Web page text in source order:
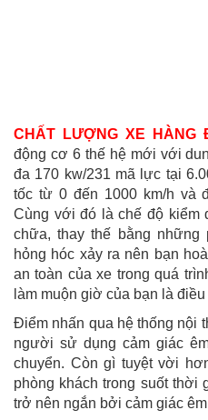
CHẤT LƯỢNG XE HÀNG
động cơ 6 thế hệ mới với
đa 170 kw/231 mã lực tại
tốc từ 0 đến 1000 km/h và
Cùng với đó là chế độ kiểm
chữa, thay thế bằng
hỏng hóc xảy ra nên bạn
an toàn của xe trong quá
làm muộn giờ của bạn là
Điểm nhấn qua hệ thống nội
người sử dụng cảm giác
chuyển. Còn gì tuyệt vời
phòng khách trong suốt thời
trở nên ngắn bởi cảm giác